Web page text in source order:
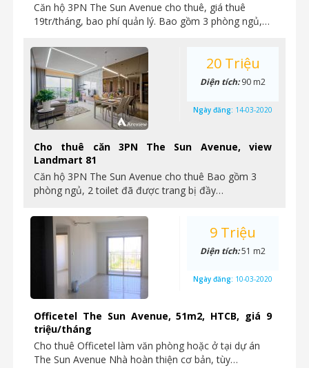
Căn hộ 3PN The Sun Avenue cho thuê, giá thuê
19tr/tháng, bao phí quản lý. Bao gồm 3 phòng ngủ,…
Cho thuê căn 3PN The Sun Avenue, view
Landmart 81
Căn hộ 3PN The Sun Avenue cho thuê Bao gồm 3
phòng ngủ, 2 toilet đã được trang bị đầy…
20 Triệu
Diện tích:90 m2
Ngày đăng: 14-03-2020
Officetel The Sun Avenue, 51m2, HTCB, giá 9
triệu/tháng
Cho thuê Officetel làm văn phòng hoặc ở tại dự án
The Sun Avenue Nhà hoàn thiện cơ bản, tùy…
9 Triệu
Diện tích:51 m2
Ngày đăng: 10-03-2020